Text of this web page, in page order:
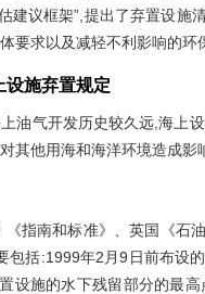
建议框架”,提出了弃置设施
要求以及减轻不利影响的环
设施弃置规定
油气开发历史较久远,海上
其他用海和海洋环境造成影
指南和标准》、英国《石
包括:1999年2月9日前布设
设施的水下残留部分的最